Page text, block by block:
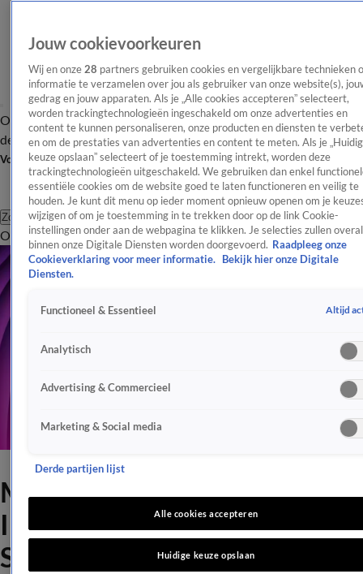
OverzichtAfleveringen Entertainment TV Algemeen
Tip
de redactieNieuwsbrief
Volg Shownieuws
Zoeken
OverzichtEntertainmentSpraakmakendRealityCrimeVideo's
Mensen gaan los na
Instagram-post Eurovisie
Songfestival
Jouw cookievoorkeuren
Wij en onze 28 partners gebruiken cookies en vergelijkbare technieken
informatie te verzamelen over jou als gebruiker van onze website(s),
gedrag en jouw apparaten. Als je „Alle cookies accepteren” selecteert,
worden trackingtechnologieën ingeschakeld om onze advertenties en
content te kunnen personaliseren, onze producten en diensten te
en om de prestaties van advertenties en content te meten. Als je
keuze opslaan” selecteert of je toestemming intrekt, worden deze
trackingtechnologieën uitgeschakeld. We gebruiken dan enkel
essentiële cookies om de website goed te laten functioneren en veilig te
houden. Je kunt dit menu op ieder moment opnieuw openen om je
wijzigen of om je toestemming in te trekken door op de link Cookie-
instellingen onder aan de webpagina te klikken. Je selecties zullen overal
binnen onze Digitale Diensten worden doorgevoerd. Raadpleeg onze
Cookieverklaring voor meer informatie.
Bekijk hier onze Digitale
Diensten.
Functioneel & Essentieel Altijd
Analytisch
Advertising & Commercieel
Marketing & Social media
Derde partijen lijst
Alle cookies accepteren
Huidige keuze opslaan